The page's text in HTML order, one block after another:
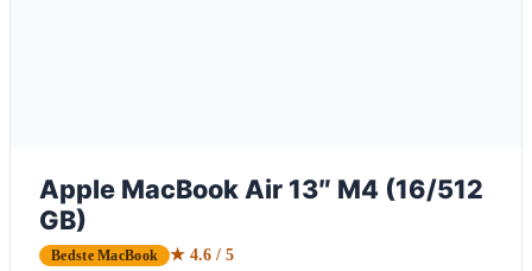
Apple MacBook Air 13″ M4 (16/512
GB)
Bedste MacBook ★ 4.6 / 5